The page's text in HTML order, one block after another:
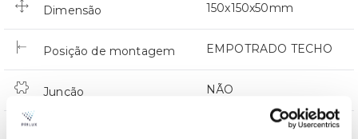
Dimensão 150x150x50mm
Posição de montagem EMPOTRADO TECHO
Junção NÃO